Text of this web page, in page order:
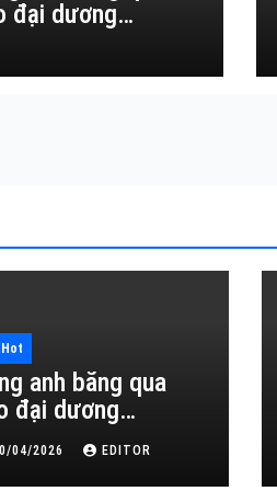
đại dương…
anh băng qua
đại dương…
04/2026 EDITOR